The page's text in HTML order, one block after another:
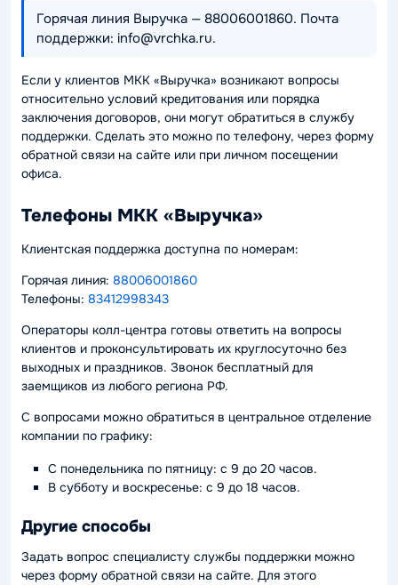
Горячая линия Выручка — 88006001860. Почта
поддержки: info@vrchka.ru.
Если у клиентов МКК «Выручка» возникают вопросы
относительно условий кредитования или порядка
заключения договоров, они могут обратиться в службу
поддержки. Сделать это можно по телефону, через форму
обратной связи на сайте или при личном посещении
офиса.
Телефоны МКК «Выручка»
Клиентская поддержка доступна по номерам:
Горячая линия: 88006001860
Телефоны: 83412998343
Операторы колл-центра готовы ответить на вопросы
клиентов и проконсультировать их круглосуточно без
выходных и праздников. Звонок бесплатный для
заемщиков из любого региона РФ.
С вопросами можно обратиться в центральное отделение
компании по графику:
С понедельника по пятницу: с 9 до 20 часов.
В субботу и воскресенье: с 9 до 18 часов.
Другие способы
Задать вопрос специалисту службы поддержки можно
через форму обратной связи на сайте. Для этого